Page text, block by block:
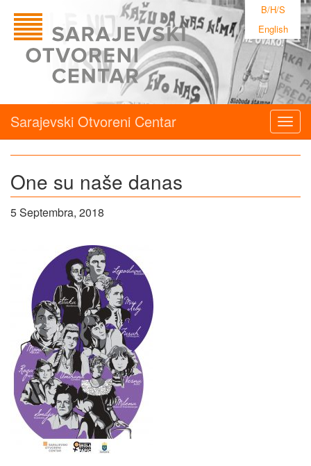
B/H/S
English
Sarajevski Otvoreni Centar
One su naše danas
5 Septembra, 2018